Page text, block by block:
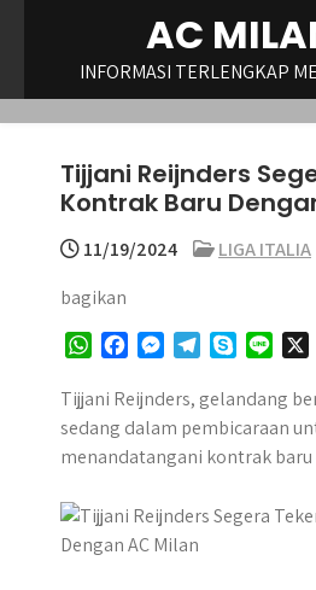
AC
INFORMASI TERLENGKAP
Tijjani Reijnders
Kontrak Baru
11/19/2024
LIGA ITALIA
bagikan
W
a
t
s
p
p
c
e
b
o
k
s
s
e
e
r
l
e
g
m
y
p
e
n
e
Tijjani Reijnders, gelandang
sedang dalam pembicaraan
menandatangani kontrak baru